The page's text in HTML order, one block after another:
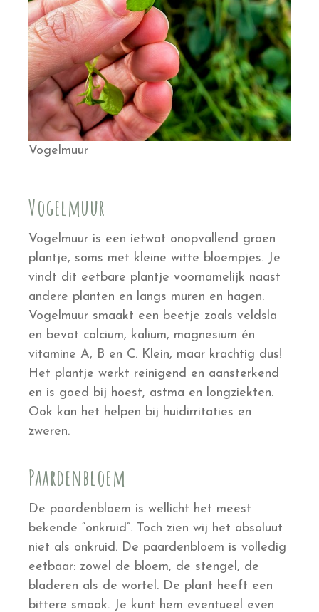
Vogelmuur
Vogelmuur
Vogelmuur is een ietwat onopvallend groen
plantje, soms met kleine witte bloempjes. Je
vindt dit eetbare plantje voornamelijk naast
andere planten en langs muren en hagen.
Vogelmuur smaakt een beetje zoals veldsla
en bevat calcium, kalium, magnesium én
vitamine A, B en C. Klein, maar krachtig dus!
Het plantje werkt reinigend en aansterkend
en is goed bij hoest, astma en longziekten.
Ook kan het helpen bij huidirritaties en
zweren.
Paardenbloem
De paardenbloem is wellicht het meest
bekende “onkruid”. Toch zien wij het absoluut
niet als onkruid. De paardenbloem is volledig
eetbaar: zowel de bloem, de stengel, de
bladeren als de wortel. De plant heeft een
bittere smaak. Je kunt hem eventueel even